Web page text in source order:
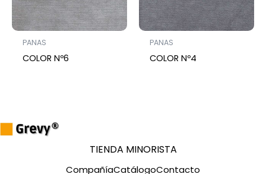
PANAS
COLOR Nº6
PANAS
COLOR Nº4
TIENDA MINORISTA
CompañíaCatálogoContacto